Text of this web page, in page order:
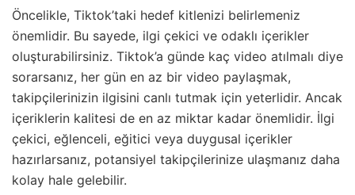
Öncelikle, Tiktok’taki hedef kitlenizi belirlemeniz
önemlidir. Bu sayede, ilgi çekici ve odaklı içerikler
oluşturabilirsiniz. Tiktok’a günde kaç video atılmalı diye
sorarsanız, her gün en az bir video paylaşmak,
takipçilerinizin ilgisini canlı tutmak için yeterlidir. Ancak
içeriklerin kalitesi de en az miktar kadar önemlidir. İlgi
çekici, eğlenceli, eğitici veya duygusal içerikler
hazırlarsanız, potansiyel takipçilerinize ulaşmanız daha
kolay hale gelebilir.